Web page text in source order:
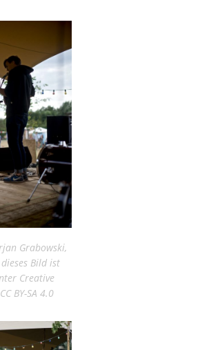
Grabowski,
Bild ist
Creative
BY-SA 4.0